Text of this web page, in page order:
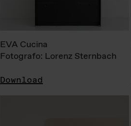
EVA Cucina
Fotografo: Lorenz Sternbach
Download